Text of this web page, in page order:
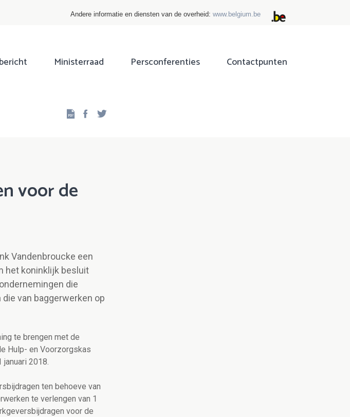
Andere informatie en diensten van de overheid: www.belgium.be
Ministerraad Persconferenties Contactpunten
Facebook
voor de
Vandenbroucke een
het koninklijk besluit
die
van baggerwerken op
te brengen met de
Hulp- en Voorzorgskas
2018.
ten behoeve van
te verlengen van 1
voor de